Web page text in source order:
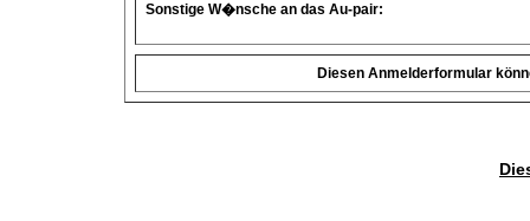
Sonstige W�nsche an das Au-pair:
Diesen Anmelderformular